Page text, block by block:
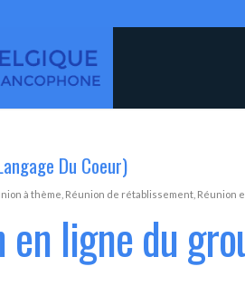
Du Coeur)
à thème Réunion de rétablissement Réunion
en ligne du